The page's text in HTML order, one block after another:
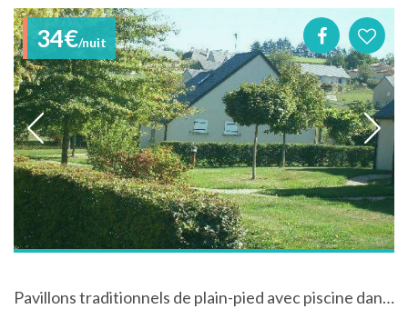
34€/nuit
Pavillons traditionnels de plain-pied avec piscine dans le Cantal en Auvergne